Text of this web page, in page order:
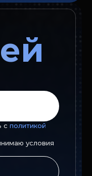
с политикой
условия